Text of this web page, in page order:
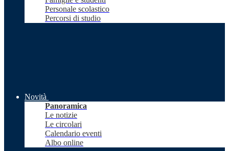
Personale scolastico
Percorsi di studio
Novità
Panoramica
Le notizie
Le circolari
Calendario eventi
Albo online